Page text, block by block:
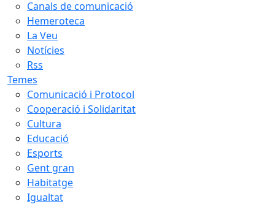
Canals de comunicació
Hemeroteca
La Veu
Notícies
Rss
Temes
Comunicació i Protocol
Cooperació i Solidaritat
Cultura
Educació
Esports
Gent gran
Habitatge
Igualtat